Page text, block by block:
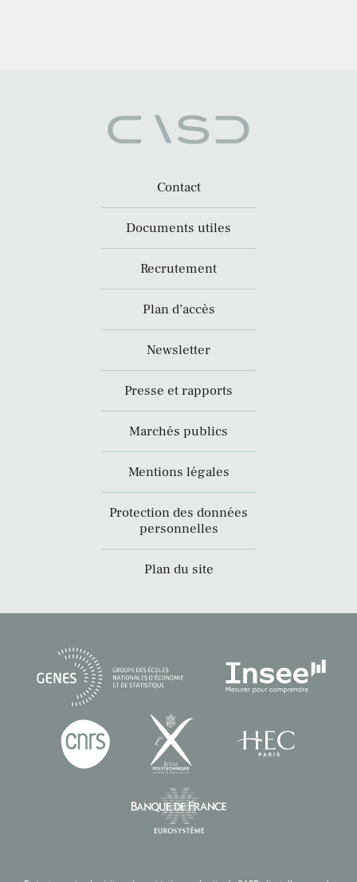
Contact
Documents utiles
Recrutement
Plan d’accès
Newsletter
Presse et rapports
Marchés publics
Mentions légales
Protection des données
personnelles
Plan du site